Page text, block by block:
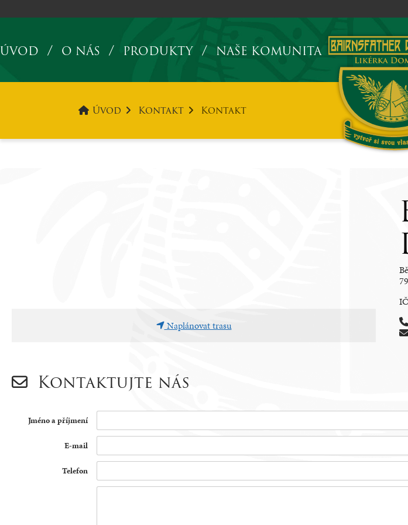
ÚVOD O NÁS PRODUKTY NAŠE KOMUNITA
Úvod Kontakt Kontakt
Naplánovat trasu
Kontaktujte nás
Jméno a příjmení
E-mail
Telefon